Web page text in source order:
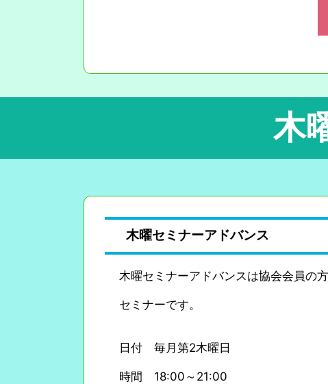
木
木曜セミナーアドバンス
木曜セミナーアドバンスは協会会員の
セミナーです。
日付 毎月第2木曜日
時間 18:00～21:00